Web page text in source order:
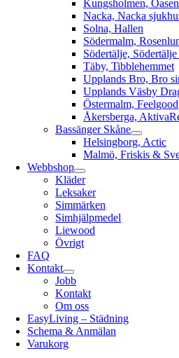
Kungsholmen, Oasen
Nacka, Nacka
Solna, Hallen
Södermalm,
Södertälje,
Täby, Tibblehemmet
Upplands Bro, Bro
Upplands Väsby
Östermalm, Feelgood
Åkersberga,
Bassänger Skåne
Helsingborg, Actic
Malmö, Friskis &
Webbshop
Kläder
Leksaker
Simmärken
Simhjälpmedel
Liewood
Övrigt
FAQ
Kontakt
Jobb
Kontakt
Om oss
EasyLiving – Städning
Schema & Anmälan
Varukorg